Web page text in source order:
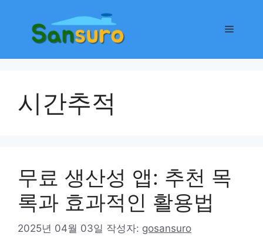
메
시간추적
무료 생산성 앱: 추천 목
록과 효과적인 활용법
2025년 04월 03일 작성자: gosansuro